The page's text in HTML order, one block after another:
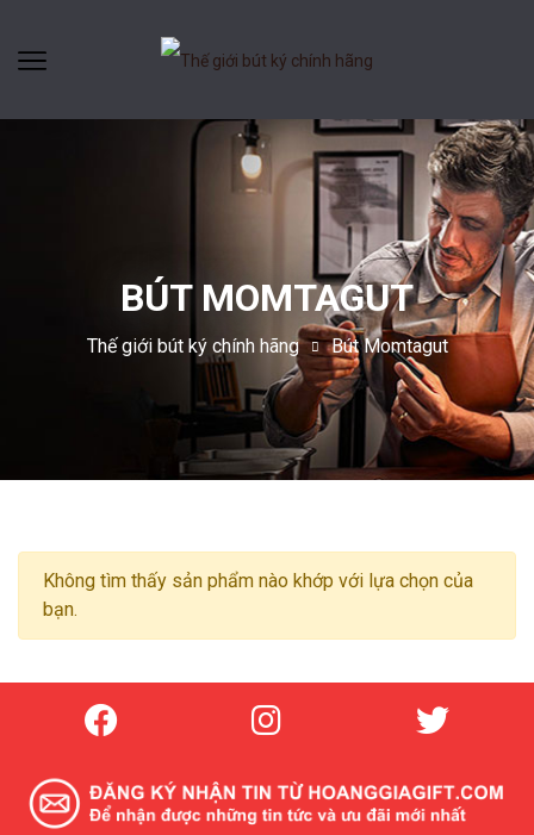
BÚT MOMTAGUT
Thế giới bút ký chính hãng Bút Momtagut
Không tìm thấy sản phẩm nào khớp với lựa chọn của
bạn.